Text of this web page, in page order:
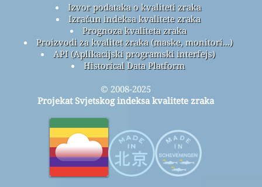
Izvor podataka o kvaliteti zraka
Izračun indeksa kvalitete zraka
Prognoza kvaliteta zraka
Proizvodi za kvalitet zraka (maske, monitori...)
API (Aplikacijski programski interfejs)
Historical Data Platform
© 2008-2025
Projekat Svjetskog indeksa kvalitete zraka